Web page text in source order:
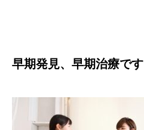
早期発見、早期治療です